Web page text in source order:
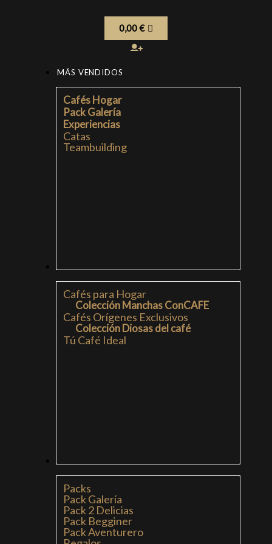
0,00€
MÁS VENDIDOS
Cafés Hogar
Pack Galería
Experiencias
Catas
Teambuilding
Cafés para Hogar
Colección Manchas ConCAFE
Cafés Orígenes Exclusivos
Colección Diosas del café
Tú Café Ideal
Packs
Pack Galería
Pack 2 Delicias
Pack Begginer
Pack Aventurero